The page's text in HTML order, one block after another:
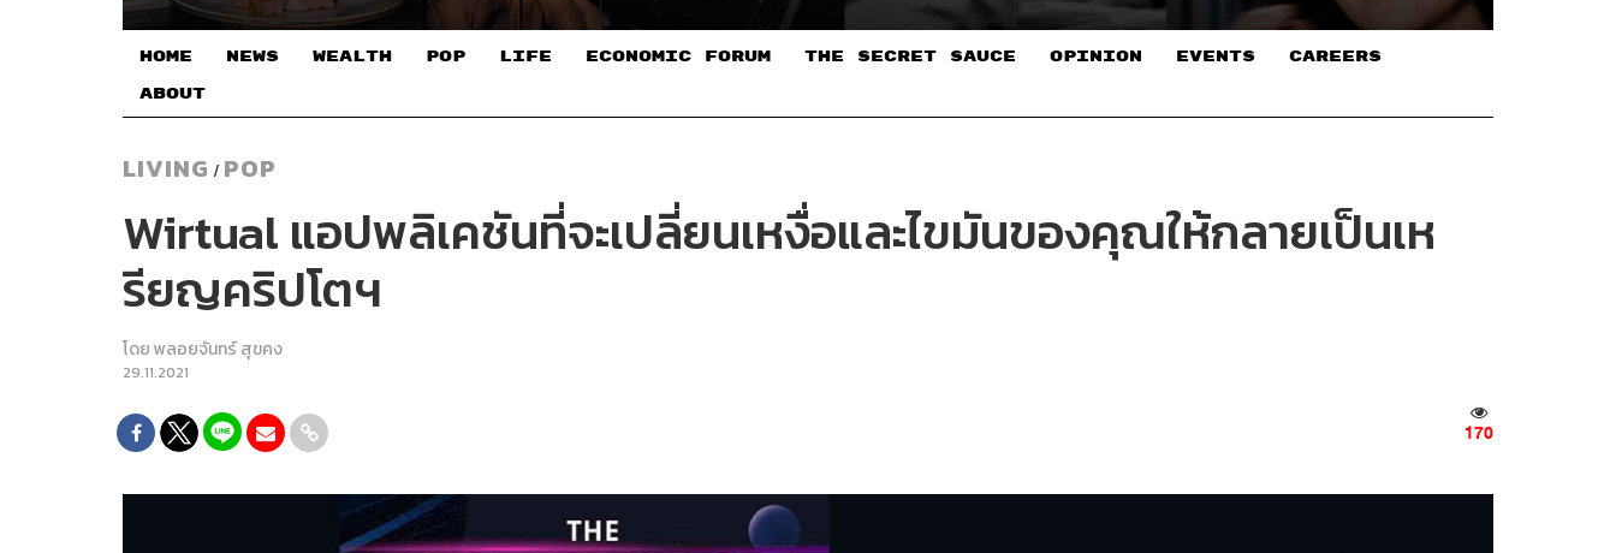
HOME NEWS WEALTH POP LIFE ECONOMIC FORUM THE SECRET SAUCE​ OPINION EVENTS CAREERS
ABOUT
LIVING / POP
Wirtual แอปพลิเคชันที่จะเปลี่ยนเหงื่อและไขมันของคุณให้กลายเป็นเห
รียญคริปโตฯ
โดยพลอยจันทร์ สุขคง
29.11.2021
170